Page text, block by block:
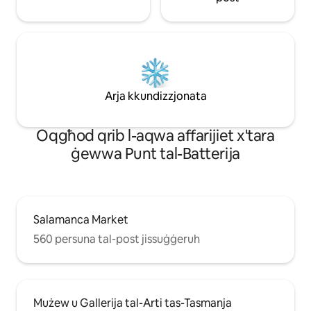
Arja kkundizzjonata
Oqgħod qrib l-aqwa affarijiet x'tara
ġewwa Punt tal-Batterija
Salamanca Market
560 persuna tal-post jissuġġeruh
Mużew u Gallerija tal-Arti tas-Tasmanja